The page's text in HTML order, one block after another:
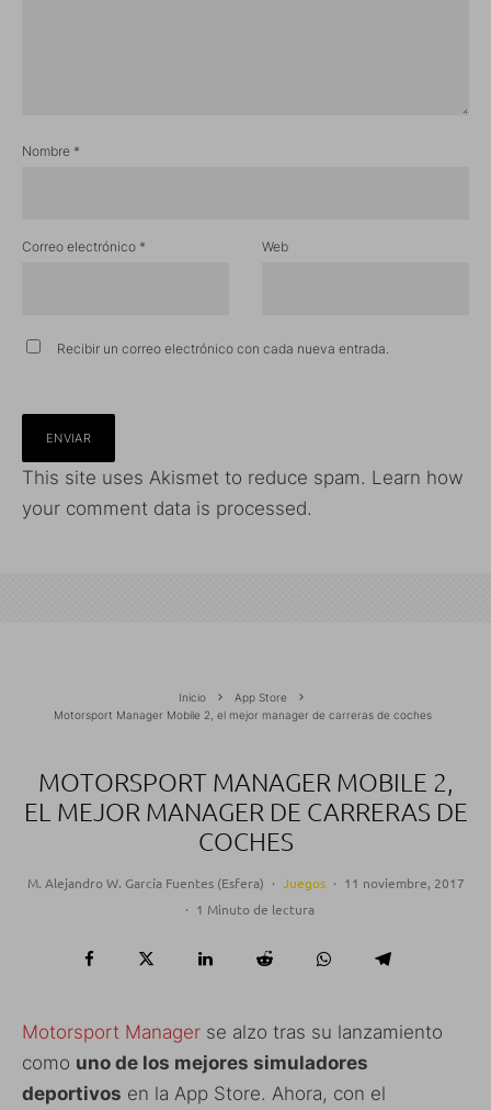
Nombre *
Correo electrónico * Web
Recibir un correo electrónico con cada nueva entrada.
This site uses Akismet to reduce spam. Learn how
your comment data is processed.
Inicio
App Store
Motorsport Manager Mobile 2, el mejor manager de carreras de coches
MOTORSPORT MANAGER MOBILE 2,
EL MEJOR MANAGER DE CARRERAS DE
COCHES
M. Alejandro W. García Fuentes (Esfera) · Juegos · 11 noviembre, 2017
· 1 Minuto de lectura
Motorsport Manager se alzo tras su lanzamiento
como uno de los mejores simuladores
deportivos en la App Store. Ahora, con el